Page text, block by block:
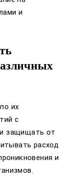
и
их
с
защищать от
расход
и